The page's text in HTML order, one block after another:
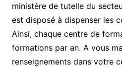
ministère de tutelle du
est disposé à dispenser les
Ainsi, chaque centre de
formations par an. A vous
renseignements dans votre